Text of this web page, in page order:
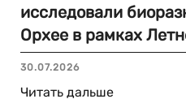
исследовали
Орхее в рамках
30.07.2026
Читать дальше